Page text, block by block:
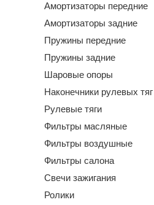
Амортизаторы передние
Амортизаторы задние
Пружины передние
Пружины задние
Шаровые опоры
Наконечники рулевых тяг
Рулевые тяги
Фильтры масляные
Фильтры воздушные
Фильтры салона
Свечи зажигания
Ролики